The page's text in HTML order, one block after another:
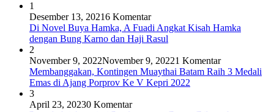
1
Desember 13, 20216 Komentar
Di Novel Buya Hamka, A Fuadi Angkat Kisah Hamka
dengan Bung Karno dan Haji Rasul
2
November 9, 2022November 9, 20221 Komentar
Membanggakan, Kontingen Muaythai Batam Raih 3 Medali
Emas di Ajang Porprov Ke V Kepri 2022
3
April 23, 20230 Komentar